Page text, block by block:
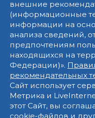
внешние
(информационные
информации на
анализа сведений,
предпочтениям
находящихся на
Федерации)».
рекомендательных
Сайт использует
Метрика и
этот Сайт, вы
cookie-файлов и